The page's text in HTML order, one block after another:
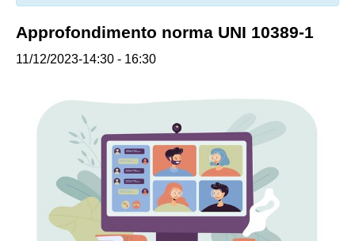
Approfondimento norma UNI 10389-1
11/12/2023-14:30 - 16:30